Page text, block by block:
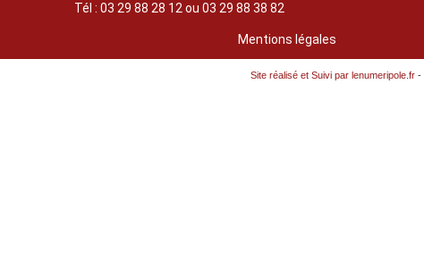
Tél : 03 29 88 28 12 ou 03 29 88 38 82
Mentions légales
Site réalisé et Suivi par lenumeripole.fr-